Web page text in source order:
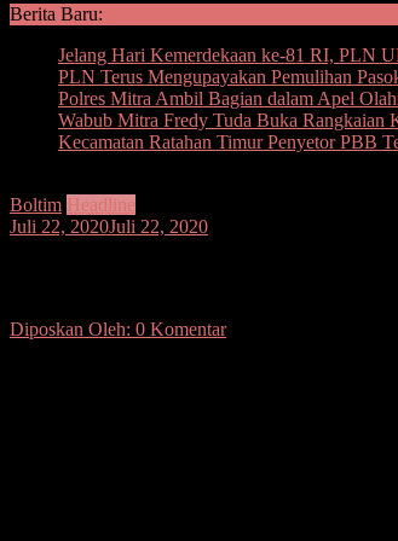
Berita Baru:
Jelang Hari Kemerdekaan ke-81 RI, PLN
PLN Terus Mengupayakan Pemulihan
Polres Mitra Ambil Bagian dalam Apel
Wabub Mitra Fredy Tuda Buka
Kecamatan Ratahan Timur Penyetor PBB
Boltim Headline
Juli 22, 2020Juli 22, 2020
Diposkan Oleh: 0 Komentar